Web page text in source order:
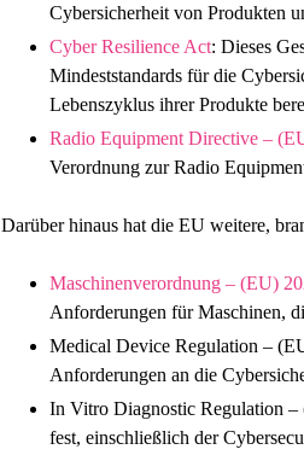
Cybersicherheit von Produkten
Cyber Resilience Act: Dieses
Mindeststandards für die
Lebenszyklus ihrer Produkte
Radio Equipment Directive –
Verordnung zur Radio
Darüber hinaus hat die EU weitere,
Maschinenverordnung – (EU)
Anforderungen für Maschinen,
Medical Device Regulation –
Anforderungen an die
In Vitro Diagnostic Regulation –
fest, einschließlich der